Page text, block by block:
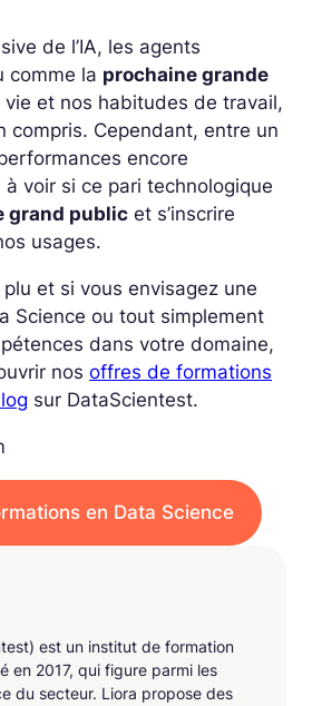
de l’IA, les agents
comme la prochaine grande
vie et nos habitudes de travail,
compris. Cependant, entre un
encore
voir si ce pari technologique
grand public et s’inscrire
usages.
et si vous envisagez une
Science ou tout simplement
dans votre domaine,
nos offres de formations
sur DataScientest.
en Data Science
est un institut de formation
en 2017, qui figure parmi les
du secteur. Liora propose des